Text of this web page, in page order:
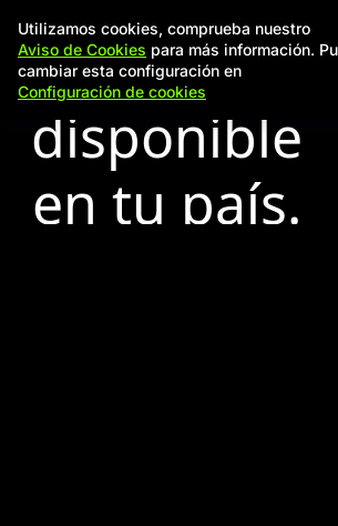
Utilizamos cookies, comprueba nuestro
Aviso de Cookies para más información.
cambiar esta configuración en
Configuración de cookies